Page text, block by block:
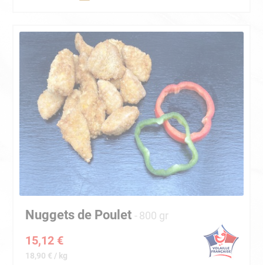
Nuggets de Poulet 800 gr
15,12 €
18,90 € / kg